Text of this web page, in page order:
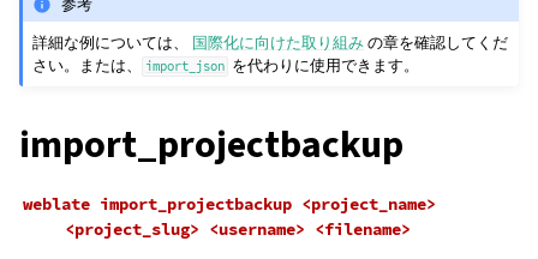
詳細な例については、 国際化に向けた取り組みの章を確認してくだ
さい。または、
import_json を代わりに使用できます。
import_projectbackup
weblate import_projectbackup <project_name>
<project_slug> <username> <filename>